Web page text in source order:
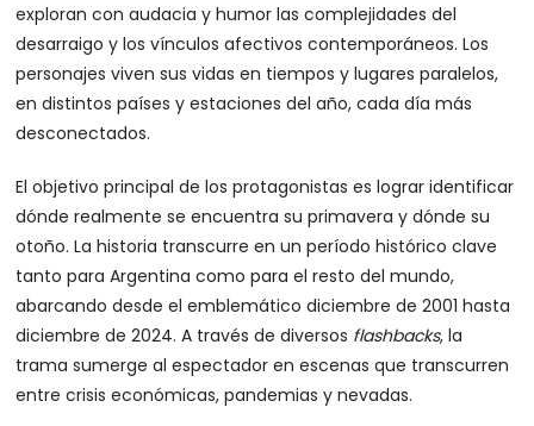
exploran con audacia y humor las complejidades del
desarraigo y los vínculos afectivos contemporáneos. Los
personajes viven sus vidas en tiempos y lugares paralelos,
en distintos países y estaciones del año, cada día más
desconectados.
El objetivo principal de los protagonistas es lograr identificar
dónde realmente se encuentra su primavera y dónde su
otoño. La historia transcurre en un período histórico clave
tanto para Argentina como para el resto del mundo,
abarcando desde el emblemático diciembre de 2001 hasta
diciembre de 2024. A través de diversos flashbacks, la
trama sumerge al espectador en escenas que transcurren
entre crisis económicas, pandemias y nevadas.